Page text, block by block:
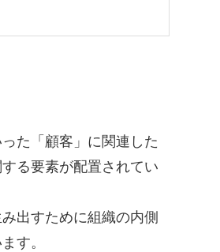
た「顧客」に関連した
る要素が配置されてい
出すために組織の内側
す。